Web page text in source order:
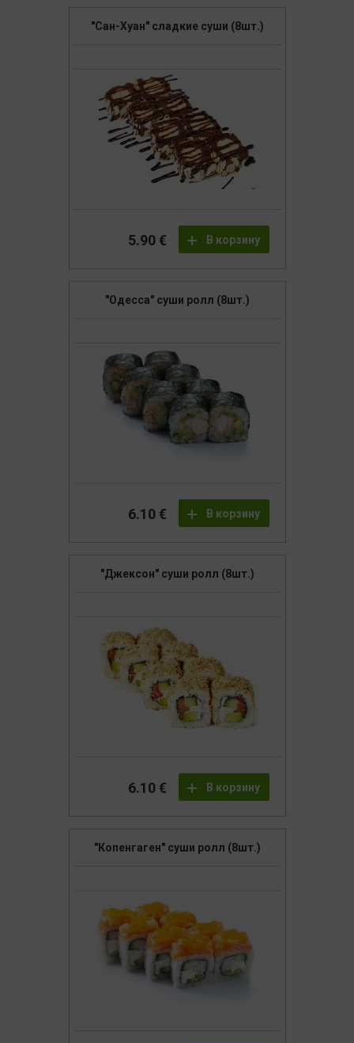
"Сан-Хуан" сладкие суши (8шт.)
В корзину
5.90 €
"Одесса" суши ролл (8шт.)
В корзину
6.10 €
"Джексон" суши ролл (8шт.)
В корзину
6.10 €
"Копенгаген" суши ролл (8шт.)